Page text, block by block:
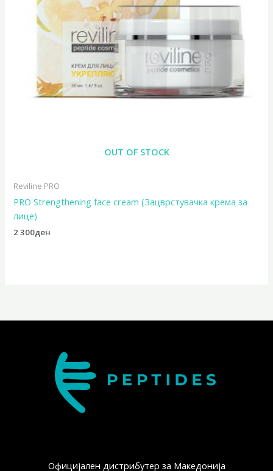
OUT OF STOCK
Reviline PRO
PRO Strengthening face cream (Зацврстувачка крема за
лице)
2 300ден
Официјален дистрибутер за Македонија